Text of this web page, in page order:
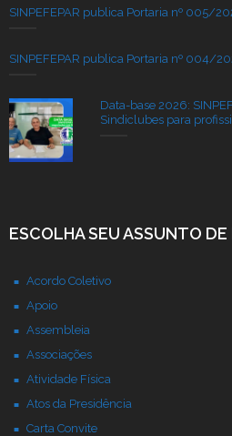
SINPEFEPAR publica Portaria nº 005/
SINPEFEPAR publica Portaria nº 004/
Data-base 2026:
Sindiclubes para
ESCOLHA SEU ASSUNTO DE
Acordo Coletivo
Apoio
Assembleia
Associações
Atividade Física
Atos da Presidência
Carta Convite